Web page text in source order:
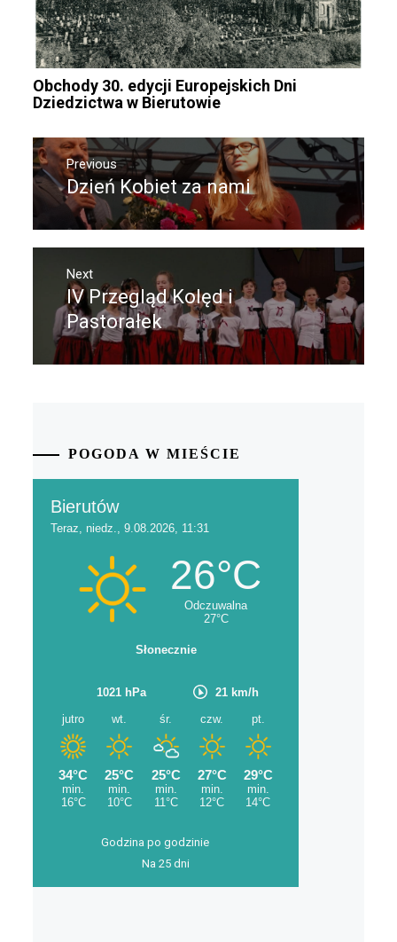
Obchody 30. edycji Europejskich Dni
Dziedzictwa w Bierutowie
Nawigacja
wpisuPrevious
Previous
post:
Dzień Kobiet za nami
Next
Next
post:
IV Przegląd Kolęd i
Pastorałek
POGODA W MIEŚCIE
Godzina po godzinie
Na 25 dni